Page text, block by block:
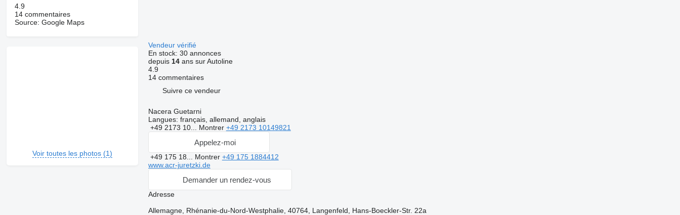
4.9
14 commentaires
Source: Google Maps
Voir toutes les photos (1)
Vendeur vérifié
En stock: 30 annonces
depuis 14ans sur Autoline
4.9
14 commentaires
Suivre ce vendeur
Nacera Guetarni
Langues: français, allemand, anglais
+49 2173 10... Montrer +49 2173 10149821
Appelez-moi
+49 175 18... Montrer +49 175 1884412
www.acr-juretzki.de
Demander un rendez-vous
Adresse
Allemagne, Rhénanie-du-Nord-Westphalie, 40764, Langenfeld, Hans-Boeckler-Str. 22a